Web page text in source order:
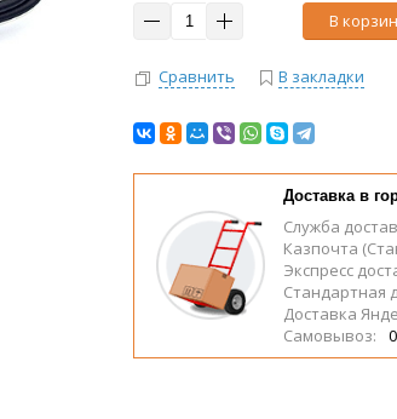
В
Сравнить В закладки
Доставка в
Служба
Казпочта
Экспресс
Стандартная
Доставка
Самовывоз: